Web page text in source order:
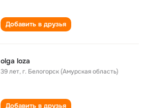
Добавить в друзья
olga loza
39 лет,г. Белогорск (Амурская область)
Добавить в друзья